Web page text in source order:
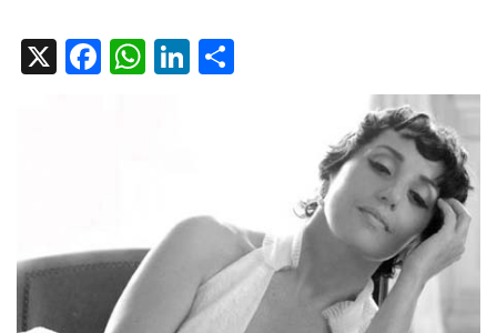
X Facebook
WhatsApp
LinkedIn